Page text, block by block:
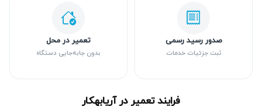
صدور رسید رسمی
ثبت جزئیات خدمات
تعمیر در محل
بدون جابه‌جایی دستگاه
فرایند تعمیر در آریابهکار